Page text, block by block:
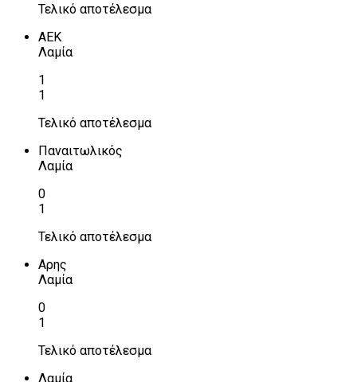
Τελικό αποτέλεσμα
ΑΕΚ
Λαμία
1
1
Τελικό αποτέλεσμα
Παναιτωλικός
Λαμία
0
1
Τελικό αποτέλεσμα
Αρης
Λαμία
0
1
Τελικό αποτέλεσμα
Λαμία